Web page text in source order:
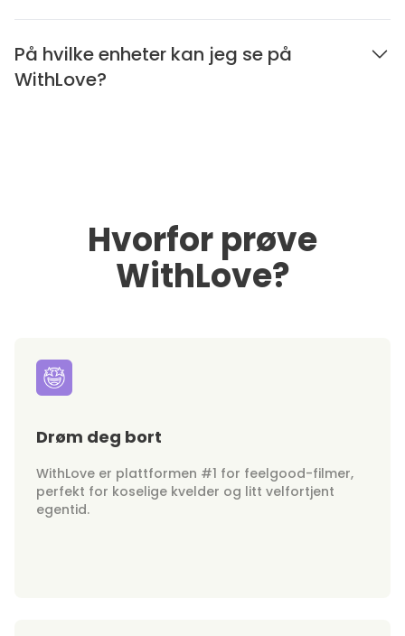
På hvilke enheter kan jeg se på
WithLove?
Hvorfor prøve
WithLove?
Drøm deg bort
WithLove er plattformen #1 for feelgood-filmer,
perfekt for koselige kvelder og litt velfortjent
egentid.